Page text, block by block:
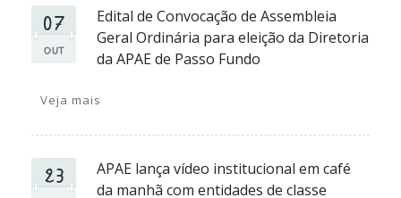
07
OUT
Edital de Convocação de Assembleia
Geral Ordinária para eleição da Diretoria
da APAE de Passo Fundo
Veja mais
23
APAE lança vídeo institucional em café
da manhã com entidades de classe